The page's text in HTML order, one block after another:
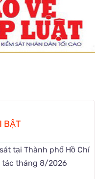
BẬT
tại Thành phố Hồ Chí
tác tháng 8/2026